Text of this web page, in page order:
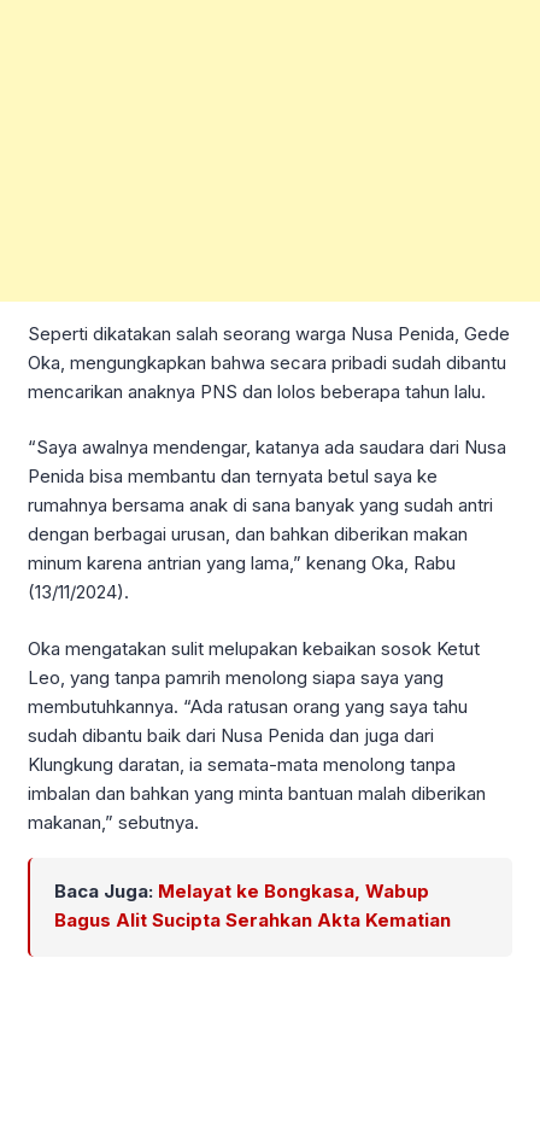
Seperti dikatakan salah seorang warga Nusa Penida, Gede
Oka, mengungkapkan bahwa secara pribadi sudah dibantu
mencarikan anaknya PNS dan lolos beberapa tahun lalu.
“Saya awalnya mendengar, katanya ada saudara dari Nusa
Penida bisa membantu dan ternyata betul saya ke
rumahnya bersama anak di sana banyak yang sudah antri
dengan berbagai urusan, dan bahkan diberikan makan
minum karena antrian yang lama,” kenang Oka, Rabu
(13/11/2024).
Oka mengatakan sulit melupakan kebaikan sosok Ketut
Leo, yang tanpa pamrih menolong siapa saya yang
membutuhkannya. “Ada ratusan orang yang saya tahu
sudah dibantu baik dari Nusa Penida dan juga dari
Klungkung daratan, ia semata-mata menolong tanpa
imbalan dan bahkan yang minta bantuan malah diberikan
makanan,” sebutnya.
Baca Juga: Melayat ke Bongkasa, Wabup
Bagus Alit Sucipta Serahkan Akta Kematian